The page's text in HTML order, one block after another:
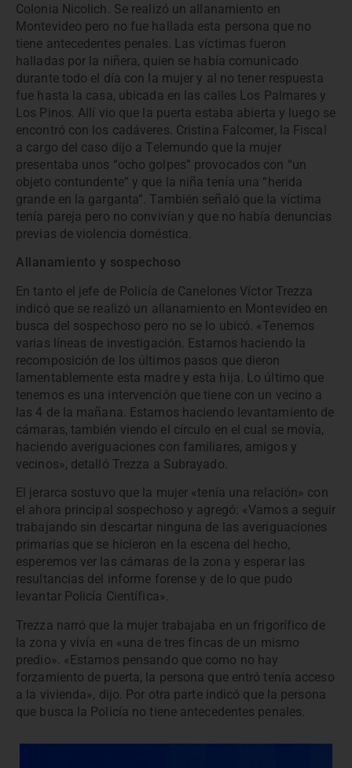
Colonia Nicolich. Se realizó un allanamiento en
Montevideo pero no fue hallada esta persona que no
tiene antecedentes penales. Las víctimas fueron
halladas por la niñera, quien se había comunicado
durante todo el día con la mujer y al no tener respuesta
fue hasta la casa, ubicada en las calles Los Palmares y
Los Pinos. Allí vio que la puerta estaba abierta y luego se
encontró con los cadáveres. Cristina Falcomer, la Fiscal
a cargo del caso dijo a Telemundo que la mujer
presentaba unos “ocho golpes” provocados con “un
objeto contundente” y que la niña tenía una “herida
grande en la garganta”. También señaló que la víctima
tenía pareja pero no convivían y que no había denuncias
previas de violencia doméstica.
Allanamiento y sospechoso
En tanto el jefe de Policía de Canelones Víctor Trezza
indicó que se realizó un allanamiento en Montevideo en
busca del sospechoso pero no se lo ubicó. «Tenemos
varias líneas de investigación. Estamos haciendo la
recomposición de los últimos pasos que dieron
lamentablemente esta madre y esta hija. Lo último que
tenemos es una intervención que tiene con un vecino a
las 4 de la mañana. Estamos haciendo levantamiento de
cámaras, también viendo el círculo en el cual se movía,
haciendo averiguaciones con familiares, amigos y
vecinos», detalló Trezza a Subrayado.
El jerarca sostuvo que la mujer «tenía una relación» con
el ahora principal sospechoso y agregó: «Vamos a seguir
trabajando sin descartar ninguna de las averiguaciones
primarias que se hicieron en la escena del hecho,
esperemos ver las cámaras de la zona y esperar las
resultancias del informe forense y de lo que pudo
levantar Policía Científica».
Trezza narró que la mujer trabajaba en un frigorífico de
la zona y vivía en «una de tres fincas de un mismo
predio». «Estamos pensando que como no hay
forzamiento de puerta, la persona que entró tenía acceso
a la vivienda», dijo. Por otra parte indicó que la persona
que busca la Policía no tiene antecedentes penales.